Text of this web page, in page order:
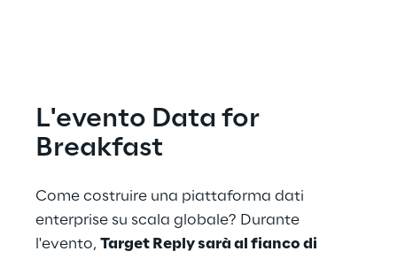
L'evento Data for
Breakfast
Come costruire una piattaforma dati
enterprise su scala globale? Durante
l'evento, Target Reply sarà al fianco di